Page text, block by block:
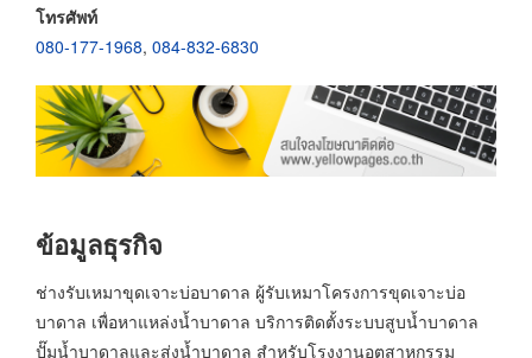
โทรศัพท์
080-177-1968, 084-832-6830
ข้อมูลธุรกิจ
ช่างรับเหมาขุดเจาะบ่อบาดาล ผู้รับเหมาโครงการขุดเจาะบ่อ
บาดาล เพื่อหาแหล่งน้ำบาดาล บริการติดตั้งระบบสูบน้ำบาดาล
ปั๊มน้ำบาดาลและส่งน้ำบาดาล สำหรับโรงงานอุตสาหกรรม